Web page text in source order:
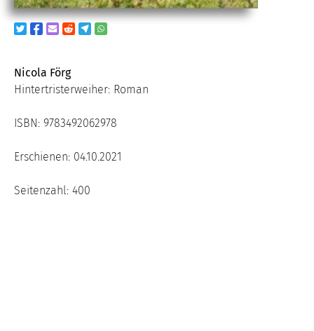
Nicola Förg
Hintertristerweiher: Roman
ISBN: 9783492062978
Erschienen: 04.10.2021
Seitenzahl: 400